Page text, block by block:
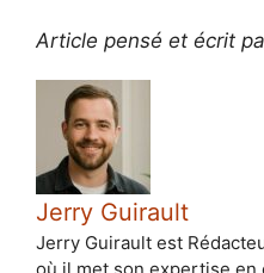
Article pensé et écrit
Jerry Guirault
Jerry Guirault est
où il met son expertise en